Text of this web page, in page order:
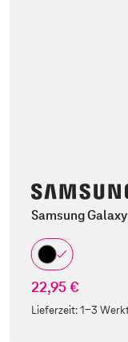
Samsung
22,95 €
Lieferzeit:1-3